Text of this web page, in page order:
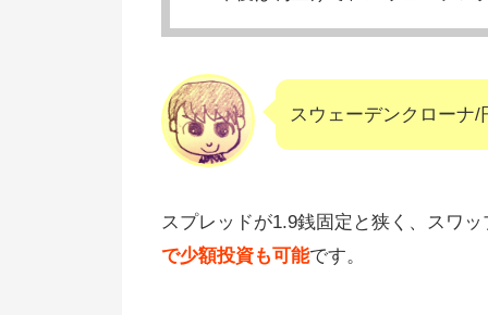
スウェーデンクローナ
スプレッドが1.9銭固定と狭く、スワ
で少額投資も可能です。